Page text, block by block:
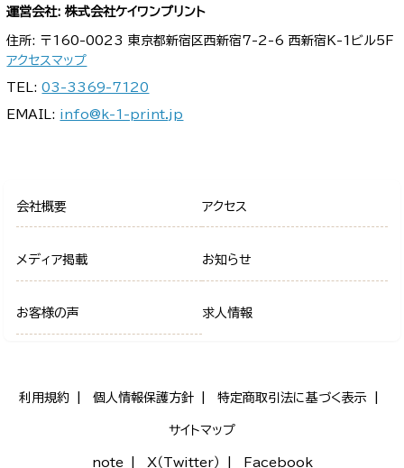
運営会社: 株式会社ケイワンプリント
住所: 〒160-0023 東京都新宿区西新宿7-2-6 西新宿K-1ビル5F
アクセスマップ
TEL:03-3369-7120
EMAIL: info@k-1-print.jp
会社概要 アクセス
メディア掲載 お知らせ
お客様の声 求人情報
利用規約 個人情報保護方針 特定商取引法に基づく表示
サイトマップ
note X（Twitter） Facebook